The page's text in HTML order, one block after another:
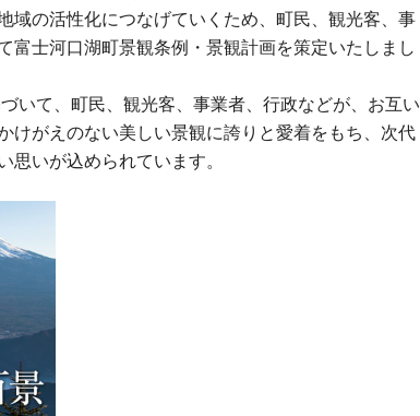
域の活性化につなげていくため、町民、観光客、事
富士河口湖町景観条例・景観計画を策定いたしまし
いて、町民、観光客、事業者、行政などが、お互い
けがえのない美しい景観に誇りと愛着をもち、次代
思いが込められています。